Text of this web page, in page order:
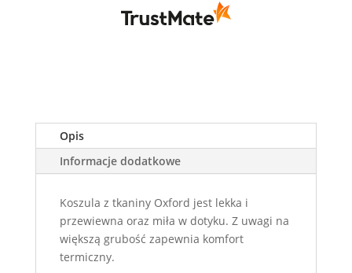
Opis
Informacje dodatkowe
Koszula z tkaniny Oxford jest lekka i
przewiewna oraz miła w dotyku. Z uwagi na
większą grubość zapewnia komfort
termiczny.